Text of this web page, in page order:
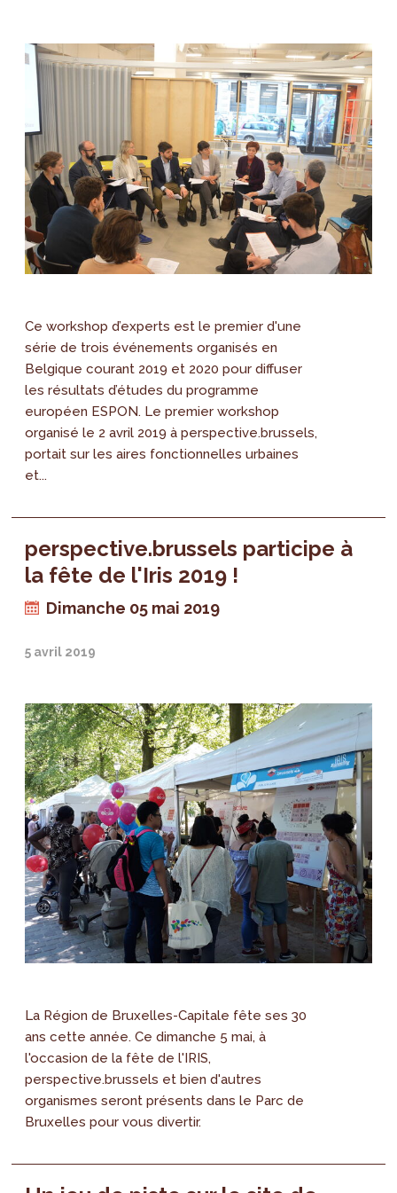
Ce workshop d’experts est le premier d'une
série de trois événements organisés en
Belgique courant 2019 et 2020 pour diffuser
les résultats d’études du programme
européen ESPON. Le premier workshop
organisé le 2 avril 2019 à perspective.brussels,
portait sur les aires fonctionnelles urbaines
et...
perspective.brussels participe à
la fête de l'Iris 2019 !
Dimanche 05 mai 2019
5 avril 2019
La Région de Bruxelles-Capitale fête ses 30
ans cette année. Ce dimanche 5 mai, à
l'occasion de la fête de l'IRIS,
perspective.brussels et bien d'autres
organismes seront présents dans le Parc de
Bruxelles pour vous divertir.